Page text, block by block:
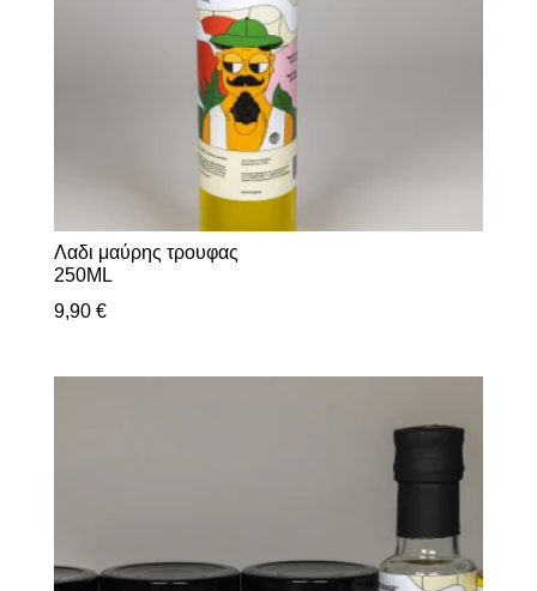
Λαδι μαύρης τρουφας
250ML
9,90 €